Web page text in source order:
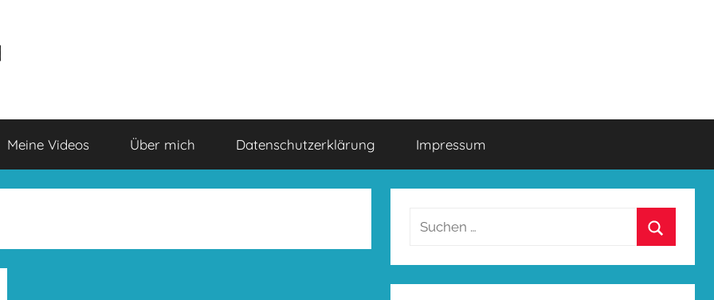
Meine Videos Über mich Datenschutzerklärung Impressum
Suchen